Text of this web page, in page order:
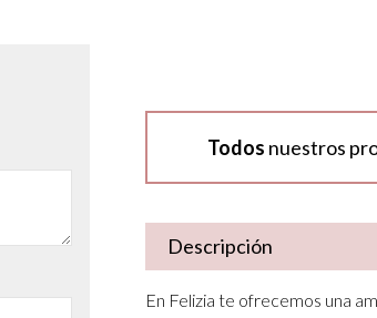
Todos nuestros
Descripción
En Felizia te ofrecemos una